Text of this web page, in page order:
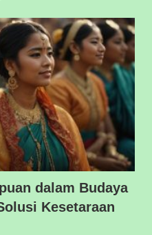
dalam Budaya
Kesetaraan